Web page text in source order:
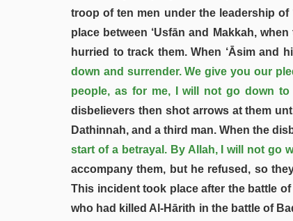
troop of ten men under the leadership of
place between ‘Usfān and Makkah,
hurried to track them. When ‘Āsim and
down and surrender. We give you our
people, as for me, I will not go down
disbelievers then shot arrows at them
Dathinnah, and a third man. When the
start of a betrayal. By Allah, I will not go
accompany them, but he refused, so
This incident took place after the battle
who had killed Al-Hārith in the battle of